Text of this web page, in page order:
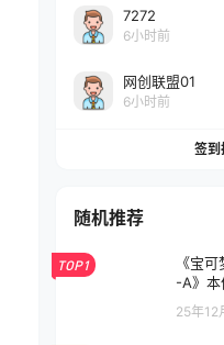
7272
6小时前
网创联盟01
6小时前
签到
随机推荐
TOP1
《宝
-A》
+金手
25年12